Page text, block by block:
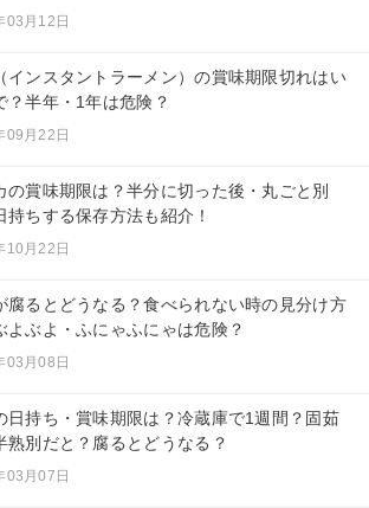
03月12日
インスタントラーメン）の賞味期限切れはい
？半年・1年は危険？
09月22日
の賞味期限は？半分に切った後・丸ごと別
持ちする保存方法も紹介！
10月22日
腐るとどうなる？食べられない時の見分け方
よぶよ・ふにゃふにゃは危険？
03月08日
日持ち・賞味期限は？冷蔵庫で1週間？固茹
熟別だと？腐るとどうなる？
03月07日